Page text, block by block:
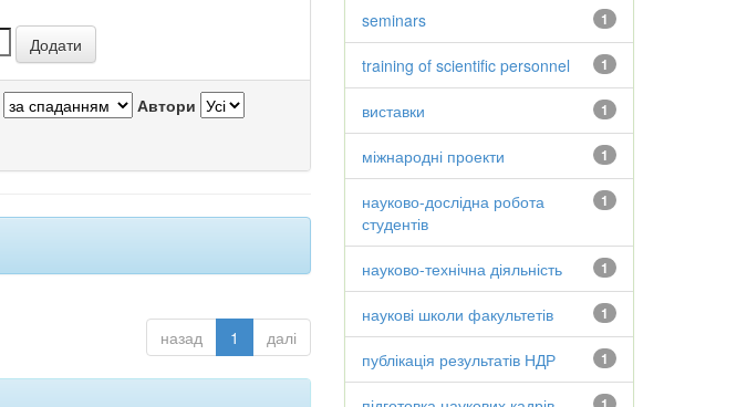
Автори
назад 1 далі
1
seminars
1
training of scientific personnel
1
виставки
1
міжнародні проекти
1
науково-дослідна робота
студентів
1
науково-технічна діяльність
1
наукові школи факультетів
1
публікація результатів НДР